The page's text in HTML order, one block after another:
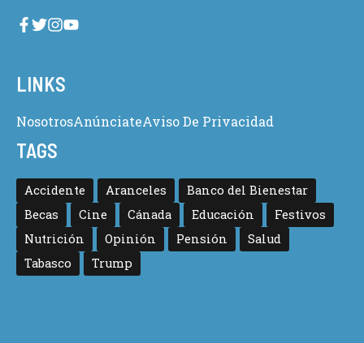
LINKS
NosotrosAnúnciateAviso De Privacidad
TAGS
Accidente Aranceles
Banco del Bienestar
Becas
Cine Cánada Educación
Festivos
Nutrición
Opinión Pensión
Salud
Tabasco
Trump